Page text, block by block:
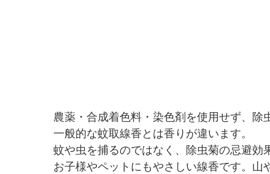
農薬・合成着色料・染色剤を使用せず、除
一般的な蚊取線香とは香りが違います。
蚊や虫を捕るのではなく、除虫菊の忌避効
お子様やペットにもやさしい線香です。山